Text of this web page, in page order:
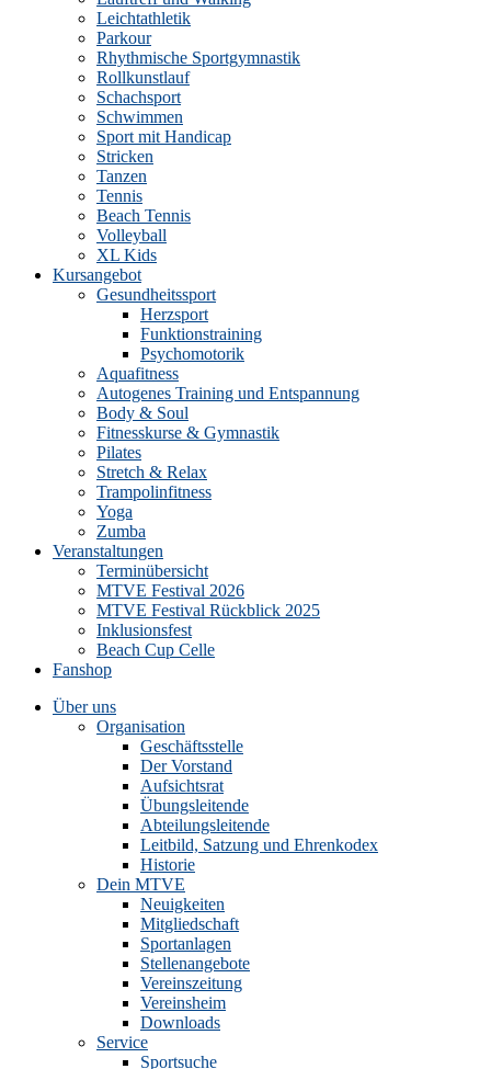
Leichtathletik
Parkour
Rhythmische Sportgymnastik
Rollkunstlauf
Schachsport
Schwimmen
Sport mit Handicap
Stricken
Tanzen
Tennis
Beach Tennis
Volleyball
XL Kids
Kursangebot
Gesundheitssport
Herzsport
Funktionstraining
Psychomotorik
Aquafitness
Autogenes Training und Entspannung
Body & Soul
Fitnesskurse & Gymnastik
Pilates
Stretch & Relax
Trampolinfitness
Yoga
Zumba
Veranstaltungen
Terminübersicht
MTVE Festival 2026
MTVE Festival Rückblick 2025
Inklusionsfest
Beach Cup Celle
Fanshop
Über uns
Organisation
Geschäftsstelle
Der Vorstand
Aufsichtsrat
Übungsleitende
Abteilungsleitende
Leitbild, Satzung und Ehrenkodex
Historie
Dein MTVE
Neuigkeiten
Mitgliedschaft
Sportanlagen
Stellenangebote
Vereinszeitung
Vereinsheim
Downloads
Service
Sportsuche